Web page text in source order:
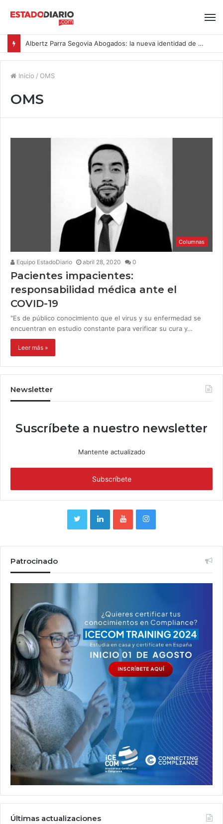
Albertz Parra Segovia Abogados: la nueva identidad de Segovia Consulting
Inicio / OMS
OMS
Columnas
Equipo EstadoDiario abril 28, 2020 0
Pacientes impacientes:
responsabilidad médica ante el
COVID-19
"Es de público conocimiento que el virus y su enfermedad se
encuentran en estudio constante para verificar su cura y…
Leer más »
Newsletter
Suscríbete a nuestro newsletter
Mantente actualizado
Patrocinado
Últimas actualizaciones